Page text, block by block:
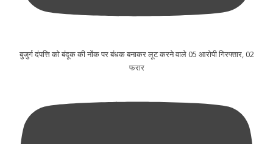
बुजुर्ग दंपत्ति को बंदूक की नोंक पर बंधक बनाकर लूट करने वाले 05 आरोपी गिरफ्तार, 02
फरार